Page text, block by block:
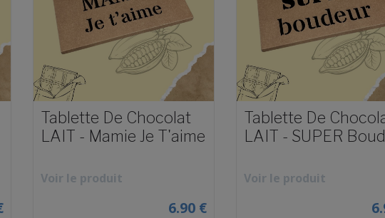
Tablette De Chocolat
LAIT - Mamie Je T'aime
Voir le produit
6.90 €
Tablette De
LAIT - SUPER
Voir le produit